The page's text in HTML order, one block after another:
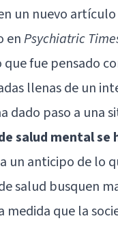
un nuevo
enPsychiatric
que fue pensado
llenas de un
dado paso a una
salud mental se
un anticipo de lo
salud busquen
medida que la